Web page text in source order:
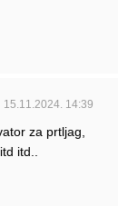
15.11.2024. 14:39
za prtljag,
itd..